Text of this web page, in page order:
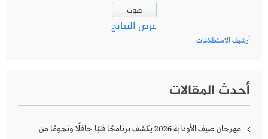
عرض النتائج
أرشيف الاستطلاعات
أحدث المقالات
مهرجان صيف الأوداية 2026 يكشف برنامجًا فنيًا حافلًا ونجومًا من